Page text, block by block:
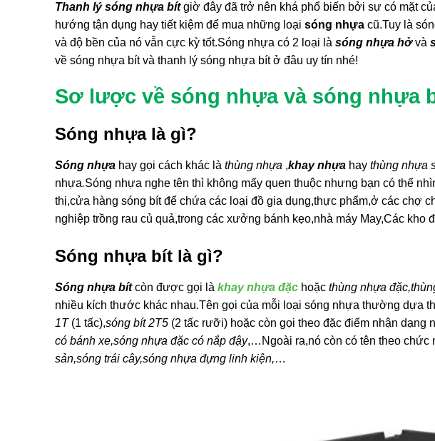
Thanh lýsóng nhựa bítgiờ đây đã trở nên khá phổ biến bởi sự có mặt
hướng tận dụng hay tiết kiệm để mua những loại sóng nhựa cũ.Tuy là
và độ bền của nó vẫn cực kỳ tốt.Sóng nhựa có 2 loại là sóng nhựa hởvà
về sóng nhựa bít và thanh lý sóng nhựa bít ở đâu uy tín nhé!
Sơ lược về sóng nhựa và sóng nhựa
Sóng nhựa là gì?
Sóng nhựa hay gọi cách khác là thùng nhựa ,khay nhựa hay thùng nhựa
nhựa.Sóng nhựa nghe tên thì không mấy quen thuộc nhưng bạn có thể
thị,cửa hàng sóng bít để chứa các loại đồ gia dụng,thực phẩm,ở các chợ
nghiệp trồng rau củ quả,trong các xưởng bánh kẹo,nhà máy May,Các kho
Sóng nhựa bít là gì?
Sóng nhựa bítcòn được gọi là khay nhựa đặc hoặc thùng nhựa
nhiều kích thước khác nhau.Tên gọi của mỗi loại sóng nhựa thường dựa
1T(1 tấc),sóng bít 2T5 (2 tấc rưỡi) hoặc còn gọi theo đặc điểm nhận dạng
có bánh xe,sóng nhựa đặc có nắp đậy,…Ngoài ra,nó còn có tên theo chức
sản,sóng trái cây,sóng nhựa đựng linh kiện,…